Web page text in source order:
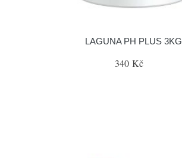
LAGUNA PH PLUS 3KG
340 Kč